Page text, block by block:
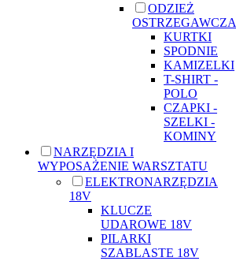
ODZIEŻ
OSTRZEGAWCZA
KURTKI
SPODNIE
KAMIZELKI
T-SHIRT -
POLO
CZAPKI -
SZELKI -
KOMINY
NARZĘDZIA I
WYPOSAŻENIE WARSZTATU
ELEKTRONARZĘDZIA
18V
KLUCZE
UDAROWE 18V
PILARKI
SZABLASTE 18V